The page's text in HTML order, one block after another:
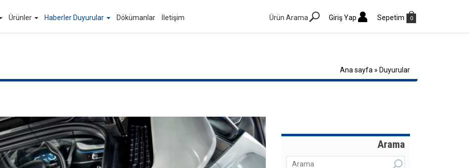
Ürünler Haberler Duyurular Dökümanlar İletişim Sepetim 0
Giriş Yap
Ürün Arama
Ana sayfa » Duyurular
Arama